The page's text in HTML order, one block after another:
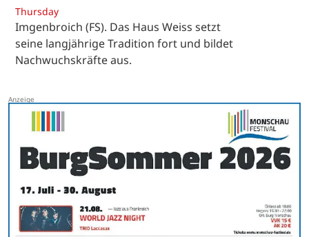
Thursday
Imgenbroich (FS). Das Haus Weiss setzt
seine langjährige Tradition fort und bildet
Nachwuchskräfte aus.